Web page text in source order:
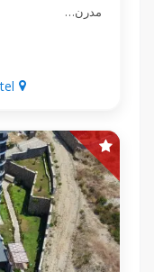
مدرن…